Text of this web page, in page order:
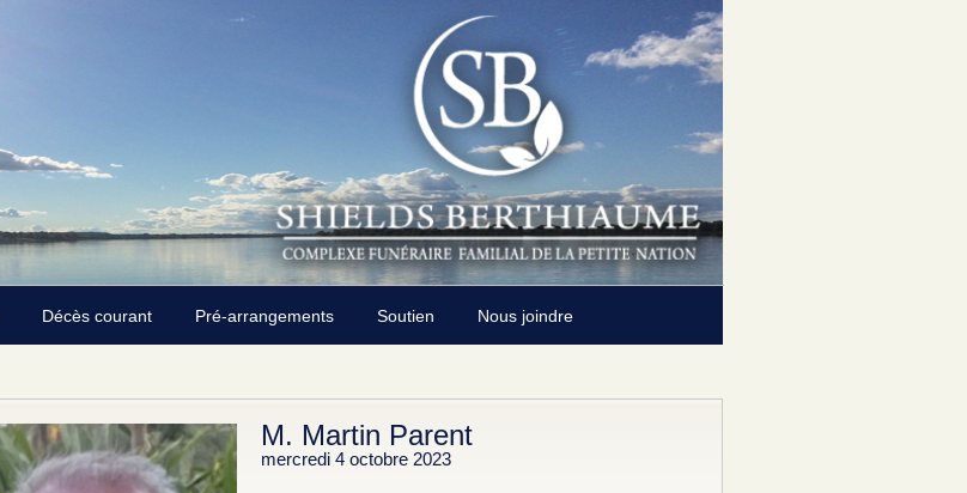
Décès courant Pré-arrangements Soutien Nous joindre
M. Martin Parent
mercredi 4 octobre 2023